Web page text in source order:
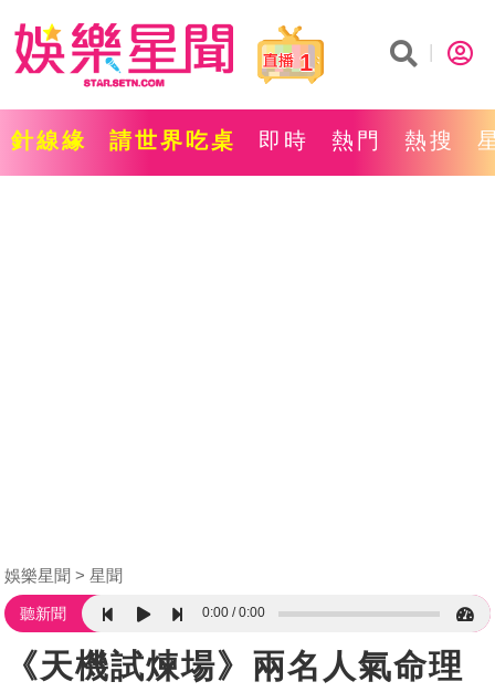
1
針線緣 請世界吃桌 即時 熱門 熱搜
娛樂星聞 星聞
聽新聞 0:00 0:00
《天機試煉場》兩名人氣命理